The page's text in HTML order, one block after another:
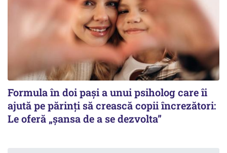
Formula în doi pași a unui psiholog care îi
ajută pe părinți să crească copii încrezători:
Le oferă „șansa de a se dezvolta”